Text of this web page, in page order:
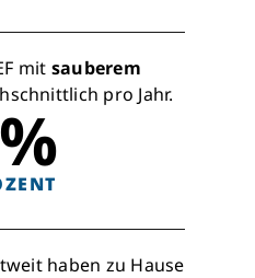
mit sauberem
pro Jahr.
%
haben zu Hause